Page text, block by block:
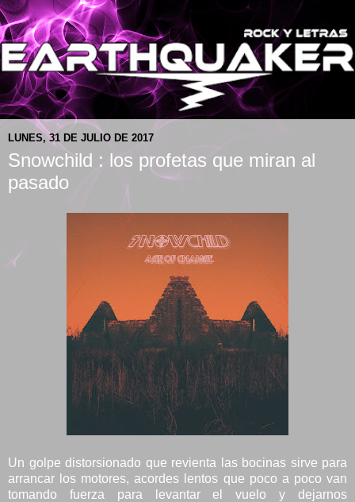
LUNES, 31 DE JULIO DE 2017
Snowchild : los profetas que miran al
pasado
Un golpe distorsionado que revienta las bocinas sirve para
arrancar los motores, acordes lentos que poco a poco van
tomando fuerza para levantar el vuelo y dejarnos